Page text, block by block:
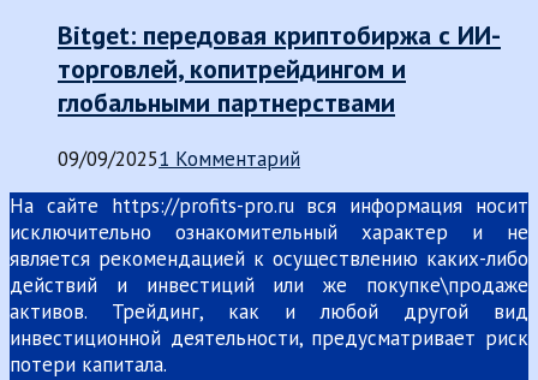
Bitget: передовая криптобиржа с ИИ-
торговлей, копитрейдингом и
глобальными партнерствами
09/09/20251 Комментарий
На сайте https://profits-pro.ru вся информация носит
исключительно ознакомительный характер и не
является рекомендацией к осуществлению каких-либо
действий и инвестиций или же покупке\продаже
активов. Трейдинг, как и любой другой вид
инвестиционной деятельности, предусматривает риск
потери капитала.